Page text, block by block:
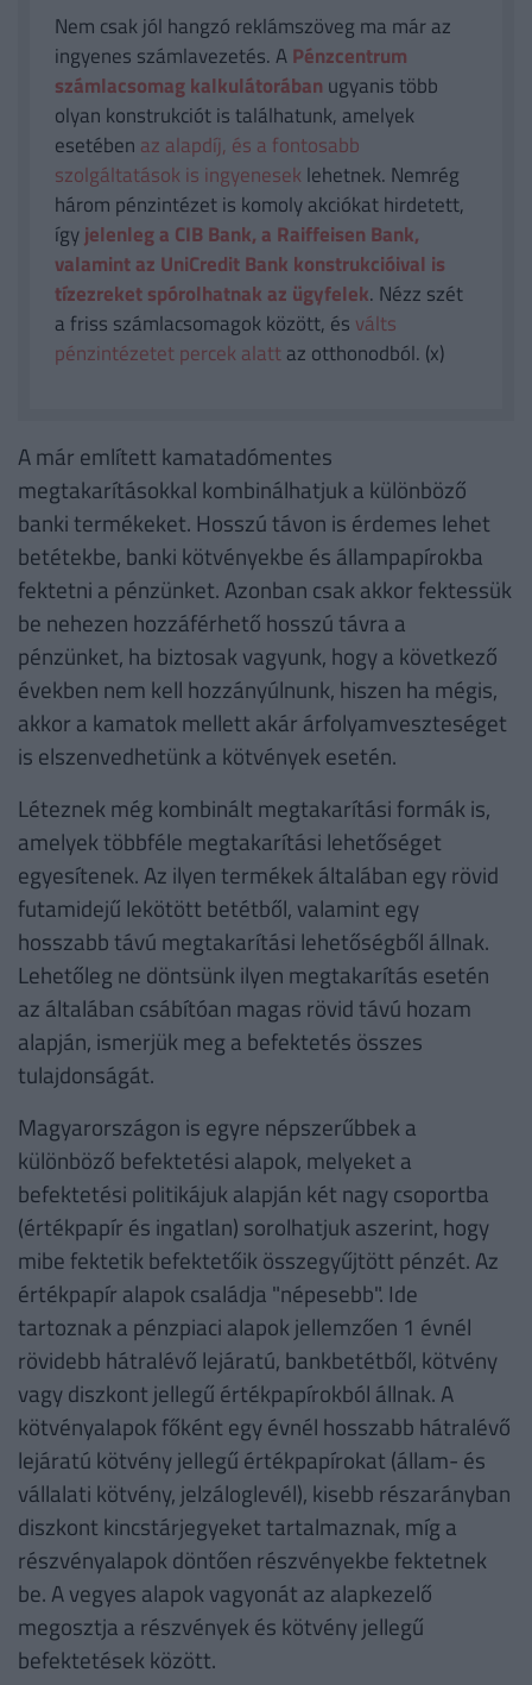
Nem csak jól hangzó reklámszöveg ma már az
ingyenes számlavezetés. APénzcentrum
számlacsomag kalkulátorában ugyanis több
olyan konstrukciót is találhatunk, amelyek
esetében az alapdíj, és a fontosabb
szolgáltatások is ingyenesek lehetnek. Nemrég
három pénzintézet is komoly akciókat hirdetett,
ígyjelenleg a CIB Bank, a Raiffeisen Bank,
valamint az UniCredit Bank konstrukcióival is
tízezreket spórolhatnak az ügyfelek. Nézz szét
a friss számlacsomagok között, és válts
pénzintézetet percek alattaz otthonodból. (x)
A már említett kamatadómentes
megtakarításokkal kombinálhatjuk a különböző
banki termékeket. Hosszú távon is érdemes lehet
betétekbe, banki kötvényekbe és állampapírokba
fektetni a pénzünket. Azonban csak akkor fektessük
be nehezen hozzáférhető hosszú távra a
pénzünket, ha biztosak vagyunk, hogy a következő
években nem kell hozzányúlnunk, hiszen ha mégis,
akkor a kamatok mellett akár árfolyamveszteséget
is elszenvedhetünk a kötvények esetén.
Léteznek még kombinált megtakarítási formák is,
amelyek többféle megtakarítási lehetőséget
egyesítenek. Az ilyen termékek általában egy rövid
futamidejű lekötött betétből, valamint egy
hosszabb távú megtakarítási lehetőségből állnak.
Lehetőleg ne döntsünk ilyen megtakarítás esetén
az általában csábítóan magas rövid távú hozam
alapján, ismerjük meg a befektetés összes
tulajdonságát.
Magyarországon is egyre népszerűbbek a
különböző befektetési alapok, melyeket a
befektetési politikájuk alapján két nagy csoportba
(értékpapír és ingatlan) sorolhatjuk aszerint, hogy
mibe fektetik befektetőik összegyűjtött pénzét. Az
értékpapír alapok családja "népesebb". Ide
tartoznak a pénzpiaci alapok jellemzően 1 évnél
rövidebb hátralévő lejáratú, bankbetétből, kötvény
vagy diszkont jellegű értékpapírokból állnak. A
kötvényalapok főként egy évnél hosszabb hátralévő
lejáratú kötvény jellegű értékpapírokat (állam- és
vállalati kötvény, jelzáloglevél), kisebb részarányban
diszkont kincstárjegyeket tartalmaznak, míg a
részvényalapok döntően részvényekbe fektetnek
be. A vegyes alapok vagyonát az alapkezelő
megosztja a részvények és kötvény jellegű
befektetések között.